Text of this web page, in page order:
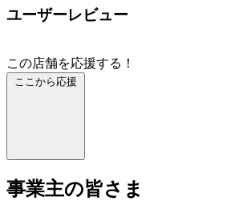
ユーザーレビュー
この店舗を応援する！
ここから応援
事業主の皆さま